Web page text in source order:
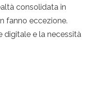
consolidata in
fanno eccezione.
digitale e la necessità